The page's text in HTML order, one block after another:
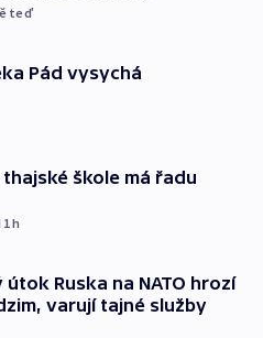
teď
Pád vysychá
škole má řadu
1h
útok Ruska na NATO hrozí
varují tajné služby